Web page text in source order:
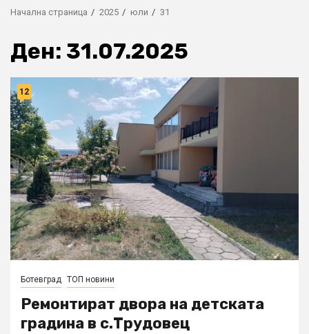
Начална страница 2025 юли 31
Ден: 31.07.2025
12
Ботевград ТОП новини
Ремонтират двора на детската
градина в с.Трудовец